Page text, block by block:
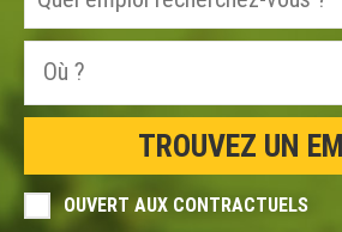
OUVERT AUX CONTRACTUELS